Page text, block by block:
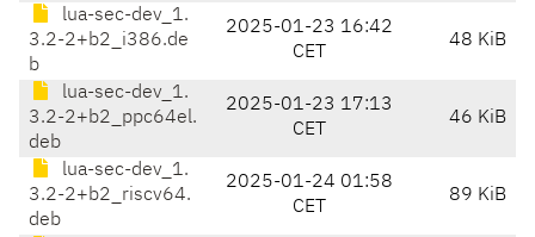
lua-sec-dev_1.
3.2-2+b2_i386.de
b
2025-01-23 16:42
CET
48 KiB
lua-sec-dev_1.
3.2-2+b2_ppc64el.
deb
2025-01-23 17:13
CET
46 KiB
lua-sec-dev_1.
3.2-2+b2_riscv64.
deb
2025-01-24 01:58
CET
89 KiB